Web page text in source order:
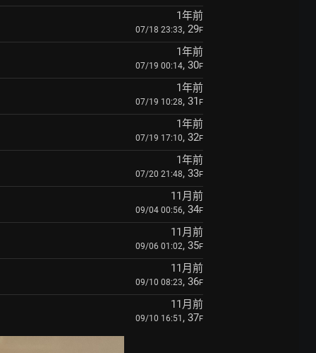
1年前
07/18 23:33, 29F
1年前
07/19 00:14, 30F
1年前
07/19 10:28, 31 F
1年前
07/19 17:10, 32F
1年前
07/20 21:48, 33F
11月前
09/04 00:56, 34F
11月前
09/06 01:02, 35F
11月前
09/10 08:23, 36F
11月前
09/10 16:51 , 37F